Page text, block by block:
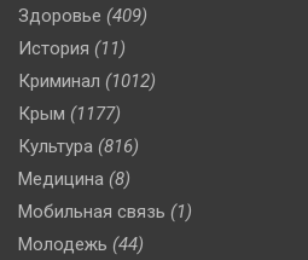
Здоровье (409)
История (11)
Криминал (1012)
Крым (1177)
Культура (816)
Медицина (8)
Мобильная связь (1)
Молодежь (44)